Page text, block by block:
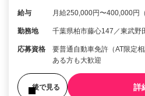
給与 月給250,000円〜400,000円
勤務地 千葉県柏市藤心147／東武野
応募資格
要普通自動車免許（AT限定
ある方も大歓迎
後で見る 詳